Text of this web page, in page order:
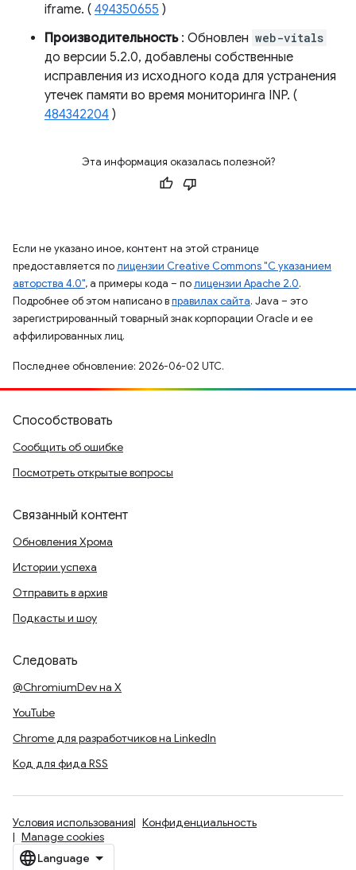
iframe. ( 494350655 )
Производительность: Обновлен web-vitals
до версии 5.2.0, добавлены собственные
исправления из исходного кода для устранения
утечек памяти во время мониторинга INP. (
484342204 )
Эта информация оказалась полезной?
Если не указано иное, контент на этой странице
предоставляется полицензии Creative Commons "С указанием
авторства 4.0", а примеры кода – полицензии Apache 2.0.
Подробнее об этом написано вправилах сайта. Java – это
зарегистрированный товарный знак корпорации Oracle и ее
аффилированных лиц.
Последнее обновление: 2026-06-02 UTC.
Способствовать
Сообщить об ошибке
Посмотреть открытые вопросы
Связанный контент
Обновления Хрома
Истории успеха
Отправить в архив
Подкасты и шоу
Следовать
@ChromiumDev на X
YouTube
Chrome для разработчиков на LinkedIn
Код для фида RSS
Условия использования
Конфиденциальность
Manage cookies